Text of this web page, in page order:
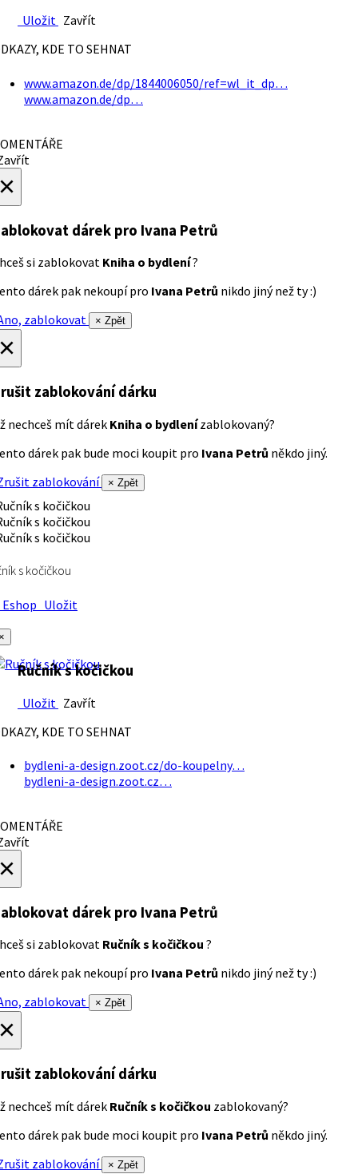
Uložit Zavřít
KDE TO SEHNAT
www.amazon.de/dp/1844006050/ref=wl_it_dp…
www.amazon.de/dp…
dárek pro Ivana Petrů
si zablokovat Kniha o bydlení?
dárek pak nekoupí pro Ivana Petrů nikdo jiný než ty :)
zablokovat
× Zpět
zablokování dárku
nechceš mít dárek Kniha o bydlenízablokovaný?
dárek pak bude moci koupit pro Ivana Petrů někdo jiný.
zablokování
× Zpět
s kočičkou
Uložit
Ručník s kočičkou
Uložit Zavřít
KDE TO SEHNAT
bydleni-a-design.zoot.cz/do-koupelny…
bydleni-a-design.zoot.cz…
dárek pro Ivana Petrů
si zablokovat Ručník s kočičkou ?
dárek pak nekoupí pro Ivana Petrů nikdo jiný než ty :)
zablokovat
× Zpět
zablokování dárku
nechceš mít dárek Ručník s kočičkou zablokovaný?
dárek pak bude moci koupit pro Ivana Petrů někdo jiný.
zablokování
× Zpět